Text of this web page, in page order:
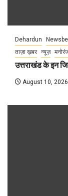
Dehardun
ताज़ा ख़बर न्यूज़
उत्तराखंड के इन
August 10, 2026